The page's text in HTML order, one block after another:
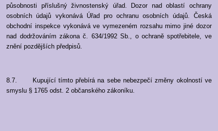
působnosti příslušný živnostenský úřad. Dozor nad oblastí ochrany
osobních údajů vykonává Úřad pro ochranu osobních údajů. Česká
obchodní inspekce vykonává ve vymezeném rozsahu mimo jiné dozor
nad dodržováním zákona č. 634/1992 Sb., o ochraně spotřebitele, ve
znění pozdějších předpisů.
8.7. Kupující tímto přebírá na sebe nebezpečí změny okolností ve
smyslu § 1765 odst. 2 občanského zákoníku.